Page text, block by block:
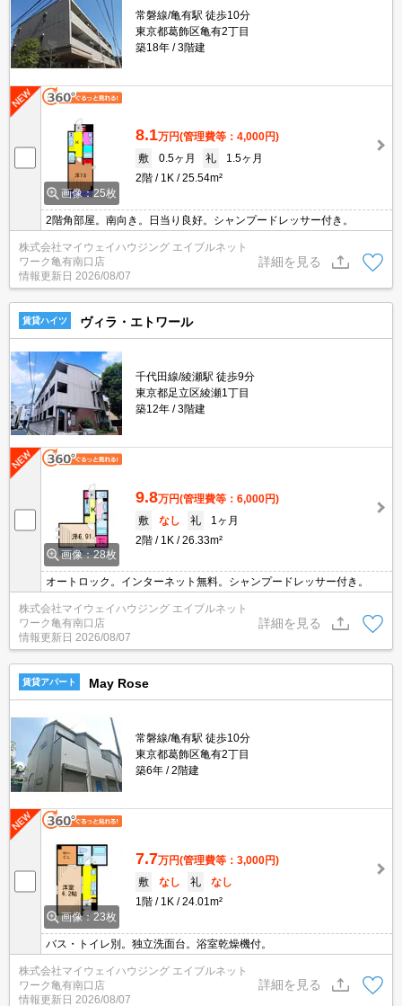
常磐線/亀有駅 徒歩10分
東京都葛飾区亀有2丁目
築18年
3階建
画像：25枚
8.1万円(管理費等：4,000円)
敷
0.5ヶ月 礼
1.5ヶ月
2階
1K 25.54m²
2階角部屋。南向き。日当り良好。シャンプードレッサー付き。
株式会社マイウェイハウジング エイブルネット
ワーク亀有南口店
情報更新日 2026/08/07
詳細を見る
賃貸ハイツ ヴィラ・エトワール
千代田線/綾瀬駅 徒歩9分
東京都足立区綾瀬1丁目
築12年
3階建
画像：28枚
9.8万円(管理費等：6,000円)
敷
なし 礼
1ヶ月
2階
1K 26.33m²
オートロック。インターネット無料。シャンプードレッサー付き。
株式会社マイウェイハウジング エイブルネット
ワーク亀有南口店
情報更新日 2026/08/07
詳細を見る
賃貸アパート May Rose
常磐線/亀有駅 徒歩10分
東京都葛飾区亀有2丁目
築6年
2階建
画像：23枚
7.7万円(管理費等：3,000円)
敷
なし 礼
なし
1階
1K 24.01m²
バス・トイレ別。独立洗面台。浴室乾燥機付。
株式会社マイウェイハウジング エイブルネット
ワーク亀有南口店
情報更新日 2026/08/07
詳細を見る